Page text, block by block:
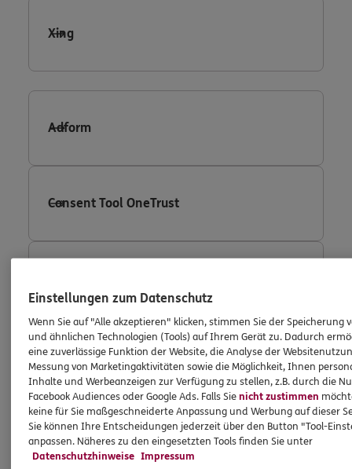
Xing
Adform
Consent Tool OneTrust
Facebook Conversion Tracking
Facebook Custom Audience
Einstellungen zum Datenschutz
Wenn Sie auf "Alle akzeptieren" klicken, stimmen Sie der Speicherung
und ähnlichen Technologien (Tools) auf Ihrem Gerät zu. Dadurch
eine zuverlässige Funktion der Website, die Analyse der
Messung von Marketingaktivitäten sowie die Möglichkeit, Ihnen
Inhalte und Werbeanzeigen zur Verfügung zu stellen, z.B. durch die
Facebook Audiences oder Google Ads. Falls Sienicht zustimmen
keine für Sie maßgeschneiderte Anpassung und Werbung auf dieser
Sie können Ihre Entscheidungen jederzeit über den Button "Tool-
anpassen. Näheres zu den eingesetzten Tools finden Sie unter
Datenschutzhinweise Impressum